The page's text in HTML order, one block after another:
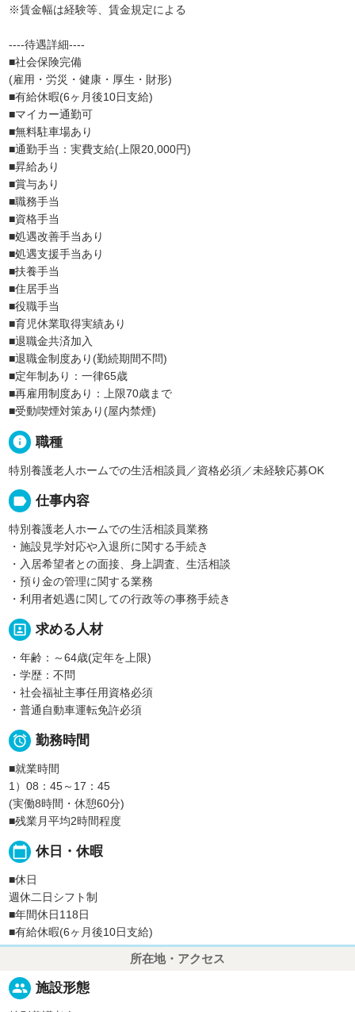
※賃金幅は経験等、賃金規定による
----待遇詳細----
■社会保険完備
(雇用・労災・健康・厚生・財形)
■有給休暇(6ヶ月後10日支給)
■マイカー通勤可
■無料駐車場あり
■通勤手当：実費支給(上限20,000円)
■昇給あり
■賞与あり
■職務手当
■資格手当
■処遇改善手当あり
■処遇支援手当あり
■扶養手当
■住居手当
■役職手当
■育児休業取得実績あり
■退職金共済加入
■退職金制度あり(勤続期間不問)
■定年制あり：一律65歳
■再雇用制度あり：上限70歳まで
■受動喫煙対策あり(屋内禁煙)
info 職種
特別養護老人ホームでの生活相談員／資格必須／未経験応募OK
label 仕事内容
特別養護老人ホームでの生活相談員業務
・施設見学対応や入退所に関する手続き
・入居希望者との面接、身上調査、生活相談
・預り金の管理に関する業務
・利用者処遇に関しての行政等の事務手続き
portrait 求める人材
・年齢：～64歳(定年を上限)
・学歴：不問
・社会福祉主事任用資格必須
・普通自動車運転免許必須
 勤務時間
■就業時間
1）08：45～17：45
(実働8時間・休憩60分)
■残業月平均2時間程度
calendar_today 休日・休暇
■休日
週休二日シフト制
■年間休日118日
■有給休暇(6ヶ月後10日支給)
所在地・アクセス
people 施設形態